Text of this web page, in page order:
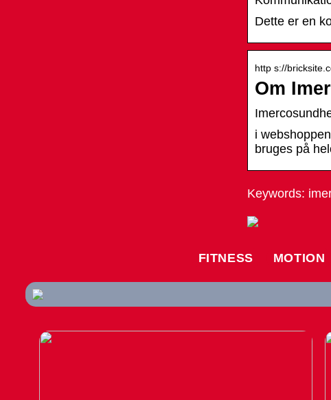
Dette er en
http s://
Om
i
bruges på
Keywords:
FITNESS MOTION